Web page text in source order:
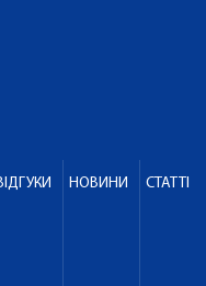
НОВИНИ СТАТТІ